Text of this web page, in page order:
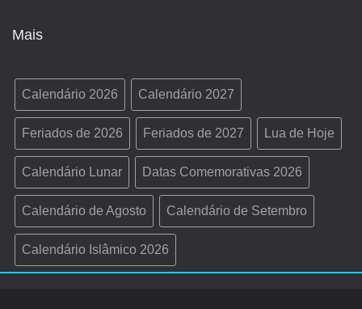
Mais
Calendário 2026 Calendário 2027
Feriados de 2026 Feriados de 2027 Lua de Hoje
Calendário Lunar Datas Comemorativas 2026
Calendário de Agosto Calendário de Setembro
Calendário Islâmico 2026